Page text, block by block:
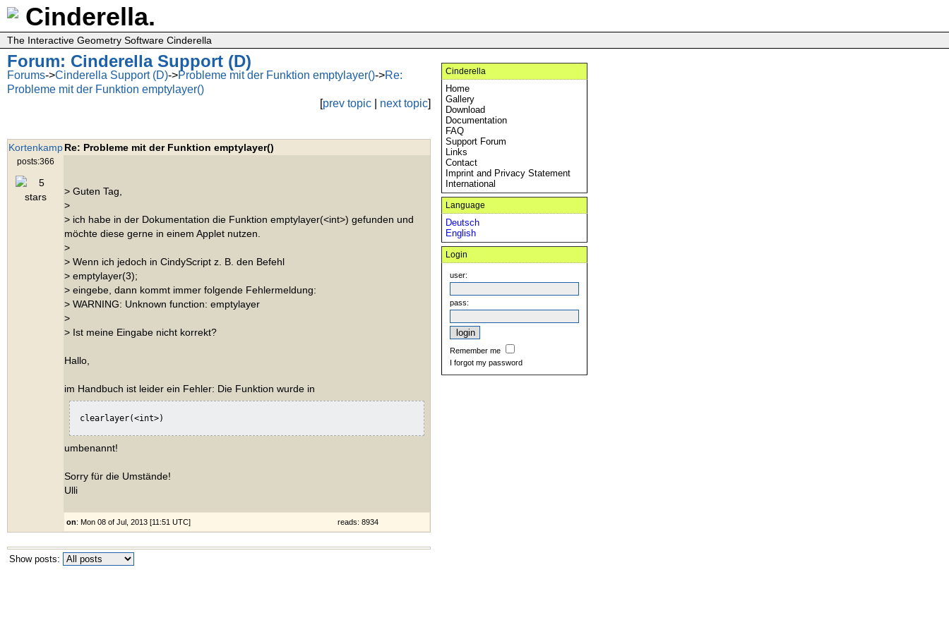
Cinderella.
The Interactive Geometry Software Cinderella
Forum: Cinderella Support (D)
Forums->Cinderella Support (D)->Probleme mit der Funktion emptylayer()->Re:
Probleme mit der Funktion emptylayer()
[prev topic next topic]
Kortenkamp
posts:366
Re: Probleme mit der Funktion emptylayer()
> Guten Tag,
>
> ich habe in der Dokumentation die Funktion emptylayer(<int>) gefunden und
möchte diese gerne in einem Applet nutzen.
>
> Wenn ich jedoch in CindyScript z. B. den Befehl
> emptylayer(3);
> eingebe, dann kommt immer folgende Fehlermeldung:
> WARNING: Unknown function: emptylayer
>
> Ist meine Eingabe nicht korrekt?
Hallo,
im Handbuch ist leider ein Fehler: Die Funktion wurde in
clearlayer(<int>)
umbenannt!
Sorry für die Umstände!
Ulli
on: Mon 08 of Jul, 2013 [11:51 UTC] reads: 8934
Show posts:
Cinderella
Home
Gallery
Download
Documentation
FAQ
Support Forum
Links
Contact
Imprint and Privacy Statement
International
Language
Deutsch
English
Login
user:
pass:
Remember me
I forgot my password